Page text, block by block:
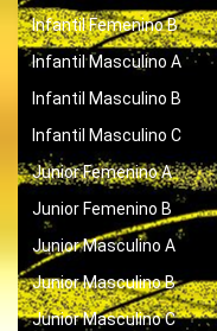
Infantil Femenino B
Infantil Masculino A
Infantil Masculino B
Infantil Masculino C
Junior Femenino A
Junior Femenino B
Junior Masculino A
Junior Masculino B
Junior Masculino C